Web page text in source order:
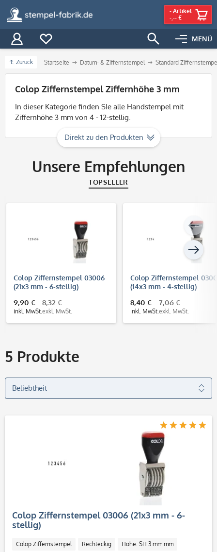
MENÜ
- Artikel
-,-- €
Zurück Startseite Datum- & Ziffernstempel Standard
Filter
Colop Ziffernstempel Ziffernhöhe 3 mm
In dieser Kategorie finden SIe alle Handstempel mit
Ziffernhöhe 3 mm von 4 - 12-stellig.
Direkt zu den Produkten
Unsere Empfehlungen
TOPSELLER
Colop Ziffernstempel 03006
(21x3 mm - 6-stellig)
9,90 €
inkl. MwSt.
8,32 €
exkl. MwSt.
Colop Ziffernstempel
(14x3 mm - 4-stellig)
8,40 €
inkl. MwSt.
7,06 €
exkl. MwSt.
5 Produkte
Colop Ziffernstempel 03006 (21x3 mm - 6-
stellig)
Colop Ziffernstempel Rechteckig Höhe: SH 3 mm mm